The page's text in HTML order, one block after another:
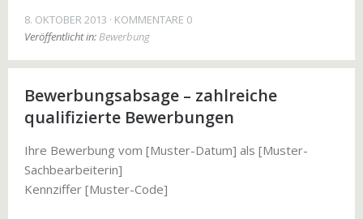
8. OKTOBER 2013
KOMMENTARE 0
Veröffentlicht in:Bewerbung
Bewerbungsabsage – zahlreiche
qualifizierte Bewerbungen
Ihre Bewerbung vom [Muster-Datum] als [Muster-
Sachbearbeiterin]
Kennziffer [Muster-Code]